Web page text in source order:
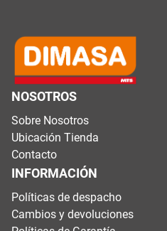
NOSOTROS
Sobre Nosotros
Ubicación Tienda
Contacto
INFORMACIÓN
Políticas de despacho
Cambios y devoluciones